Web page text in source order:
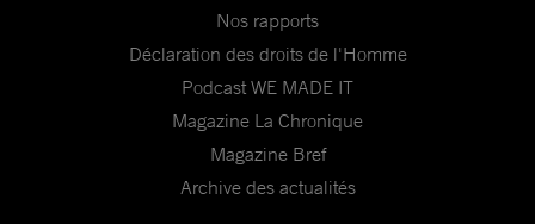
Nos rapports
Déclaration des droits de l'Homme
Podcast WE MADE IT
Magazine La Chronique
Magazine Bref
Archive des actualités